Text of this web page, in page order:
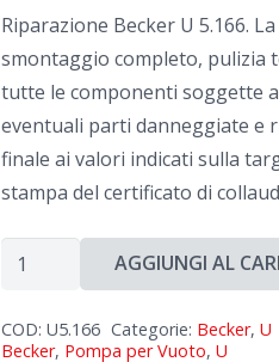
Riparazione Becker U 5.166.
smontaggio completo, pulizia
tutte le componenti soggette
eventuali parti danneggiate e
finale ai valori indicati sulla
stampa del certificato di
Riparazione
U
5.166
AGGIUNGI AL
COD:U5.166 Categorie: Becker,U
Becker, Pompa per Vuoto,U